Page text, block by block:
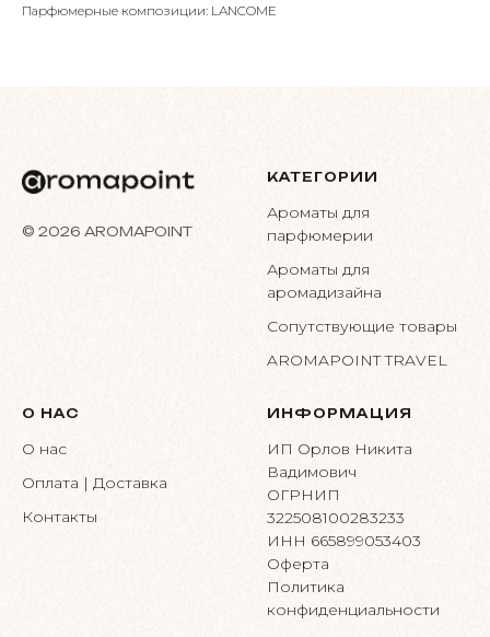
Парфюмерные композиции: LANCOME
© 2026 AROMAPOINT
КАТЕГОРИИ
Ароматы для
парфюмерии
Ароматы для
аромадизайна
Сопутствующие товары
AROMAPOINT TRAVEL
О НАС
О нас
Оплата | Доставка
Контакты
ИНФОРМАЦИЯ
ИП Орлов Никита
Вадимович
ОГРНИП
322508100283233
ИНН 665899053403
Оферта
Политика
конфиденциальности